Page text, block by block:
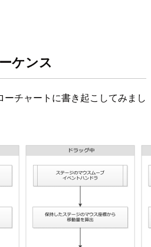
ケンス
チャートに書き起こしてみまし